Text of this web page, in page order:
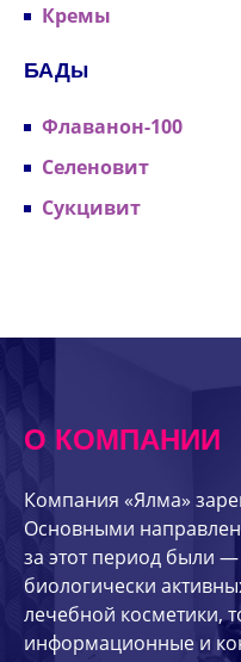
Кремы
БАДы
Флаванон-100
Селеновит
Сукцивит
О КОМПАНИИ
Компания «Ялма»
Основными
за этот период были
биологически
лечебной косметики,
информационные и